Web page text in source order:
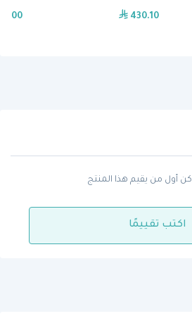
430.10
9.00
كن أول من يقيم هذا المنتج
اكتب تقييمًا